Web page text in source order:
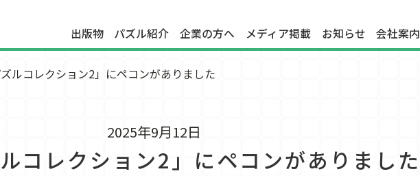
出版物 パズル紹介 企業の方へ メディア掲載 お知らせ 会社案内
ルコレクション2」にペコンがありました
2025年9月12日
コレクション2」にペコンがありました